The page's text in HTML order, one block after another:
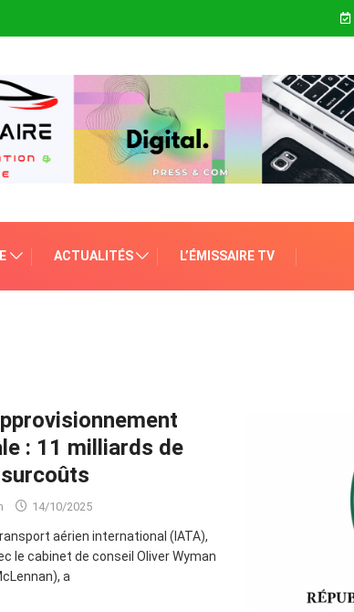
ACTUALITÉS L’ÉMISSAIRE TV
: 11 milliards de
14/10/2025
aérien international (IATA),
le cabinet de conseil Oliver Wyman
a